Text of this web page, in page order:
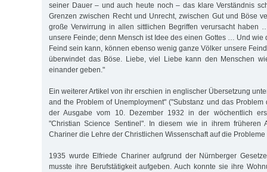
seiner Dauer – und auch heute noch – das klare Verständnis
Grenzen zwischen Recht und Unrecht, zwischen Gut und Böse
große Verwirrung in allen sittlichen Begriffen verursacht haben
unsere Feinde; denn Mensch ist Idee des einen Gottes … Und wie
Feind sein kann, können ebenso wenig ganze Völker unsere
überwindet das Böse. Liebe, viel Liebe kann den Menschen
einander geben."
Ein weiterer Artikel von ihr erschien in englischer Übersetzung
and the Problem of Unemployment" ("Substanz und das Problem
der Ausgabe vom 10. Dezember 1932 in der wöchentlich
"Christian Science Sentinel". In diesem wie in ihrem früheren
Chariner die Lehre der Christlichen Wissenschaft auf die Probleme
1935 wurde Elfriede Chariner aufgrund der Nürnberger
musste ihre Berufstätigkeit aufgeben. Auch konnte sie ihre